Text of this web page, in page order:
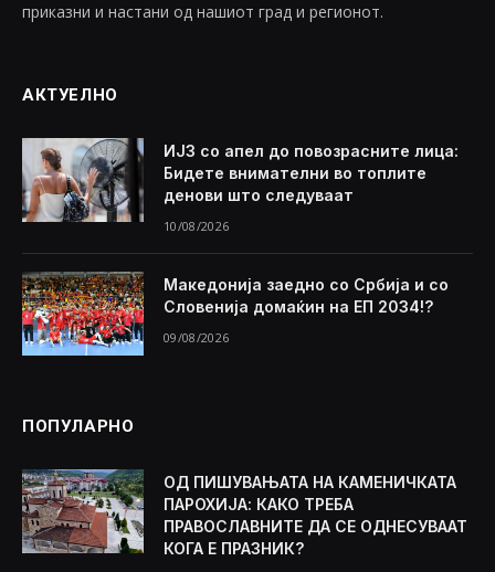
приказни и настани од нашиот град и регионот.
АКТУЕЛНО
ИЈЗ со апел до повозрасните лица:
Бидете внимателни во топлите
денови што следуваат
10/08/2026
Македонија заедно со Србија и со
Словенија домаќин на ЕП 2034!?
09/08/2026
ПОПУЛАРНО
ОД ПИШУВАЊАТА НА КАМЕНИЧКАТА
ПАРОХИЈА: КАКО ТРЕБА
ПРАВОСЛАВНИТЕ ДА СЕ ОДНЕСУВААТ
КОГА Е ПРАЗНИК?